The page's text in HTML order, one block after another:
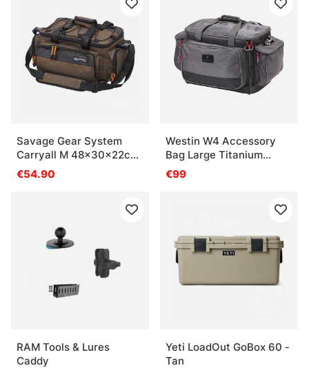
Savage Gear System
Carryall M 48x30x22cm
18L
€54.90
Westin W4 Accessory
Bag Large Titanium
Black
€99
RAM Tools & Lures
Caddy
Yeti LoadOut GoBox 60 -
Tan